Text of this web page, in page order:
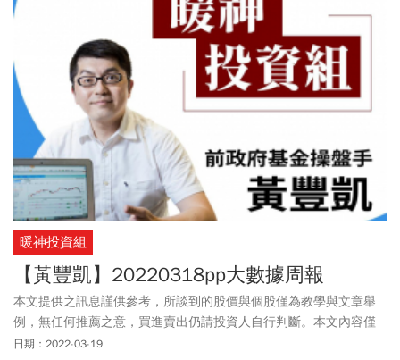
暖神投資組
【黃豐凱】20220318pp大數據周報
本文提供之訊息謹供參考，所談到的股價與個股僅為教學與文章舉
例，無任何推薦之意，買進賣出仍請投資人自行判斷。本文內容僅
供訂閱戶本人使用，非經授權嚴禁任何翻印、轉載，或以任何型態
日期：2022-03-19